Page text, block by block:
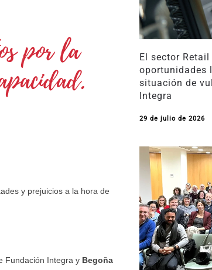
por la
y prejuicios a la hora de
Fundación Integra y Begoña
El sector
oportunidades
situación de
Integra
29 de julio de 2026